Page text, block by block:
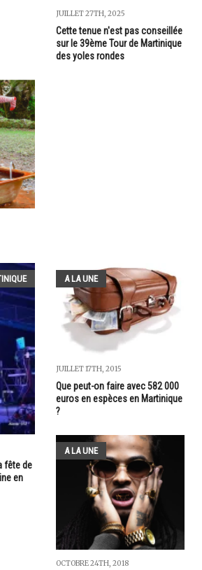
JUILLET 27TH, 2025
Cette tenue n'est pas conseillée
sur le 39ème Tour de Martinique
des yoles rondes
fête de
en
A LA UNE
JUILLET 17TH, 2015
Que peut-on faire avec 582 000
euros en espèces en Martinique
?
A LA UNE
OCTOBRE 24TH, 2018